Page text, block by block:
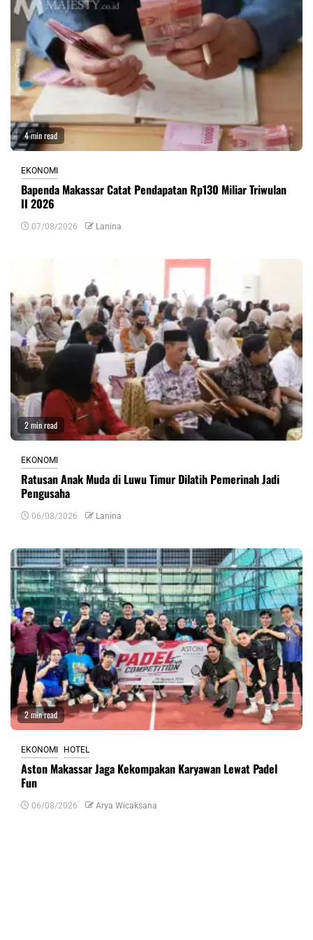
4 min read
EKONOMI
Bapenda Makassar Catat Pendapatan Rp130 Miliar Triwulan
II 2026
07/08/2026 Lanina
2 min read
EKONOMI
Ratusan Anak Muda di Luwu Timur Dilatih Pemerinah Jadi
Pengusaha
06/08/2026 Lanina
2 min read
EKONOMI HOTEL
Aston Makassar Jaga Kekompakan Karyawan Lewat Padel
Fun
06/08/2026 Arya Wicaksana